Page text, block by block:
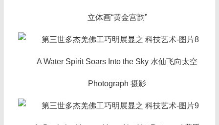
立体画“黄金宫韵”
A Water Spirit Soars Into the Sky 水仙飞向太空
Photograph 摄影